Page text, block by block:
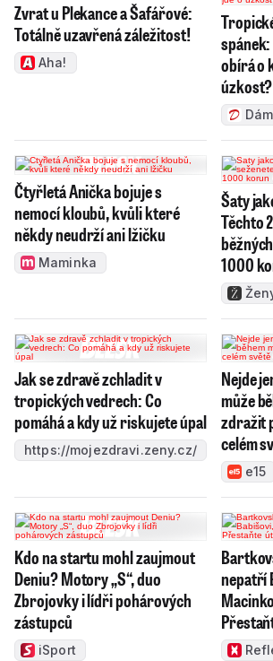
Zvrat u Plekance a Šafářové:
Totálně uzavřená záležitost!
Aha!
obírá o
úzkost?
Čtyřletá Anička bojuje s
nemocí kloubů, kvůli které
někdy neudrží ani lžičku
Maminka
Šaty
Těchto
1000
Jak se zdravě zchladit v
tropických vedrech: Co
pomáhá a kdy už riskujete úpal
https://mojezdravi.zeny.cz/
Nejde
může
zdražit
celém
e15
Kdo na startu mohl zaujmout
Deniu? Motory „S“, duo
Zbrojovky i lídři pohárových
zástupců
iSport
nepatří
správci